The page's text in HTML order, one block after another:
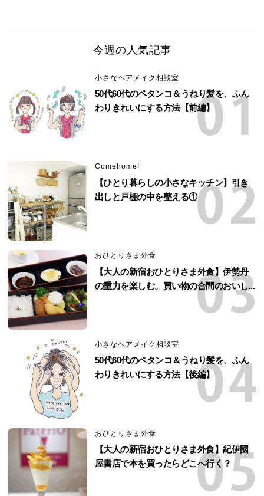
今週の人気記事
小さなヘアメイク相談室
50代60代のペタンコ＆うねり髪を、ふん
わりきれいにする方法【前編】
Comehome!
【ひとり暮らしの小さなキッチン】引き
出しと戸棚の中を整える①
おひとりさま外食
【大人の新宿おひとりさま外食】伊勢丹
の重力を楽しむ。買い物の合間のおいし...
小さなヘアメイク相談室
50代60代のペタンコ＆うねり髪を、ふん
わりきれいにする方法【後編】
おひとりさま外食
【大人の新宿おひとりさま外食】紀伊國
屋書店で本を買ったらどこへ行く？